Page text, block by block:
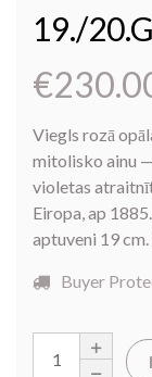
19./
€
Viegls rozā
mitolisko ainu
violetas
Eiropa, ap
aptuveni 19
Buyer